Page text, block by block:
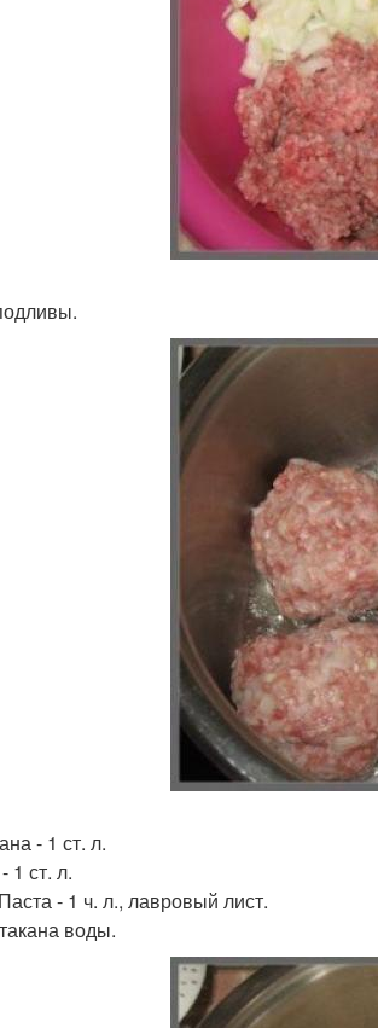
- 1 ст. л.
1 ст. л.
- 1 ч. л., лавровый лист.
воды.